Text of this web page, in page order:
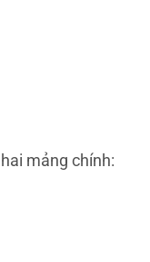
mảng chính: